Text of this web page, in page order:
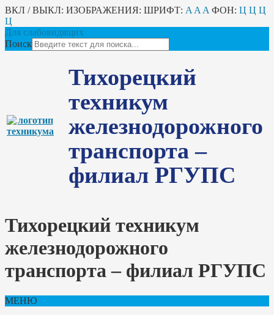
ВКЛ / ВЫКЛ: ИЗОБРАЖЕНИЯ: ШРИФТ: A A A ФОН: Ц Ц Ц
Ц
Для слабовидящих
Поиск
Тихорецкий
техникум
железнодорожного
транспорта –
филиал РГУПС
Тихорецкий техникум
железнодорожного
транспорта – филиал РГУПС
МЕНЮ